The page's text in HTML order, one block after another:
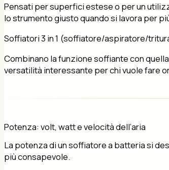
Pensati per superfici estese o per un
lo strumento giusto quando si lavora per
Soffiatori 3 in 1 (soffiatore/aspiratore/
Combinano la funzione soffiante con
versatilità interessante per chi vuole fare
Potenza: volt, watt e velocità dell’aria
La potenza di un soffiatore a batteria si
più consapevole.